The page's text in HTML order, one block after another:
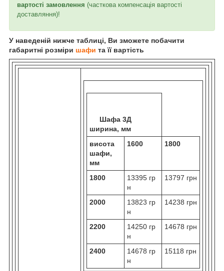
вартості замовлення (часткова компенсація вартості
доставляння)!
У наведеній нижче таблиці, Ви зможете побачити
габаритні розміри шафи та її вартість
Шафа 3Д
ширина, мм
висота
шафи,
мм
1600 1800
1800
13395 гр
н
13797 грн
2000
13823 гр
н
14238 грн
2200
14250 гр
н
14678 грн
2400
14678 гр
н
15118 грн